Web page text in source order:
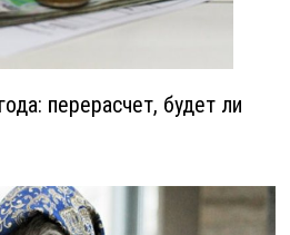
перерасчет, будет ли